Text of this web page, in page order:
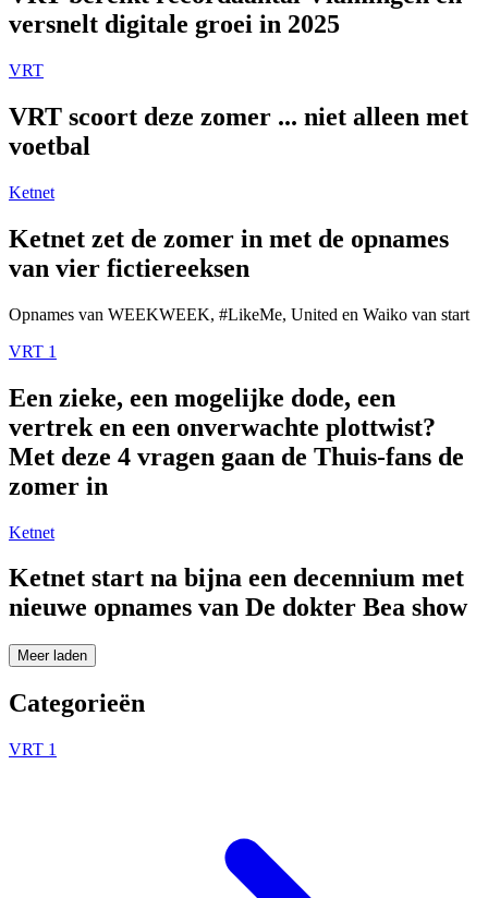
versnelt digitale groei in 2025
VRT
VRT scoort deze zomer ... niet alleen met
voetbal
Ketnet
Ketnet zet de zomer in met de opnames
van vier fictiereeksen
Opnames van WEEKWEEK, #LikeMe, United en Waiko van start
VRT 1
Een zieke, een mogelijke dode, een
vertrek en een onverwachte plottwist?
Met deze 4 vragen gaan de Thuis-fans de
zomer in
Ketnet
Ketnet start na bijna een decennium met
nieuwe opnames van De dokter Bea show
Meer laden
Categorieën
VRT 1